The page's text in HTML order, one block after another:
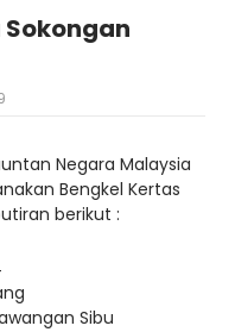
Negara Malaysia
Bengkel Kertas
berikut :
Sibu